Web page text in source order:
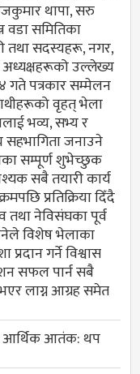
थापा, सरु
वडा समितिका
तथा सदस्यहरू, नगर,
अध्यक्षहरूको उल्लेख्य
गते पत्रकार सम्मेलन
वृहत् भेला
भव्य, सभ्य र
जनाउने
सम्पूर्ण शुभेच्छुक
सबै तयारी कार्य
प्रतिक्रिया दिँदै
तथा नेविसंघका पूर्व
विशेष भेलाका
गर्ने विश्वास
सफल पार्न सबै
लाग्न आग्रह समेत
आर्थिक आतंक: थप